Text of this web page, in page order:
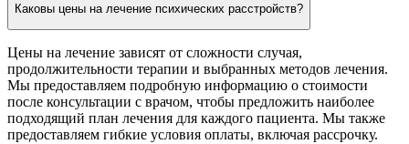
Каковы цены на лечение психических расстройств?
Цены на лечение зависят от сложности случая,
продолжительности терапии и выбранных методов лечения.
Мы предоставляем подробную информацию о стоимости
после консультации с врачом, чтобы предложить наиболее
подходящий план лечения для каждого пациента. Мы также
предоставляем гибкие условия оплаты, включая рассрочку.